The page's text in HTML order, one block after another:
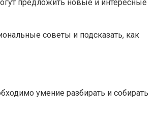
предложить новые и интересные
советы и подсказать, как
умение разбирать и собирать